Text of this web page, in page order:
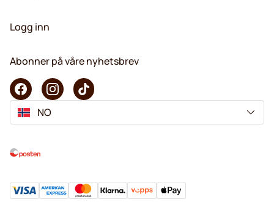
Logg inn
Abonner på våre nyhetsbrev
NO